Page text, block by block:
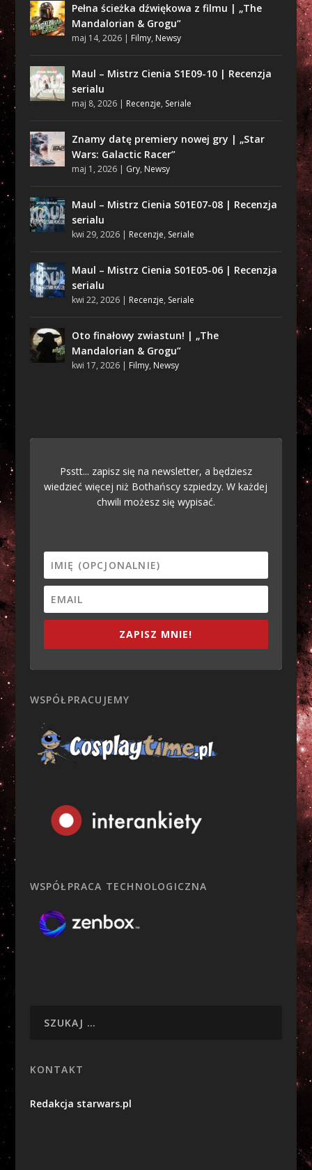
Pełna ścieżka dźwiękowa z filmu | „The
Mandalorian & Grogu”
maj 14, 2026| Filmy, Newsy
Maul – Mistrz Cienia S1E09-10 | Recenzja
serialu
maj 8, 2026| Recenzje, Seriale
Znamy datę premiery nowej gry | „Star
Wars: Galactic Racer”
maj 1, 2026| Gry, Newsy
Maul – Mistrz Cienia S01E07-08 | Recenzja
serialu
kwi 29, 2026| Recenzje, Seriale
Maul – Mistrz Cienia S01E05-06 | Recenzja
serialu
kwi 22, 2026| Recenzje, Seriale
Oto finałowy zwiastun! | „The
Mandalorian & Grogu”
kwi 17, 2026| Filmy, Newsy
Psstt... zapisz się na newsletter, a będziesz
wiedzieć więcej niż Bothańscy szpiedzy. W każdej
chwili możesz się wypisać.
ZAPISZ MNIE!
WSPÓŁPRACUJEMY
WSPÓŁPRACA TECHNOLOGICZNA
KONTAKT
Redakcja starwars.pl